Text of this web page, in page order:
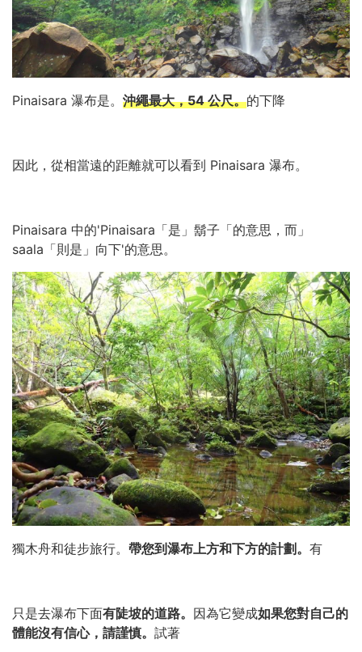
Pinaisara 瀑布是。 沖繩最大，54 公尺。的下降
因此，從相當遠的距離就可以看到 Pinaisara 瀑布。
Pinaisara 中的'Pinaisara「是」鬍子「的意思，而」
saala「則是」向下'的意思。
獨木舟和徒步旅行。 帶您到瀑布上方和下方的計劃。 有
只是去瀑布下面有陡坡的道路。 因為它變成如果您對自己的
體能沒有信心，請謹慎。 試著